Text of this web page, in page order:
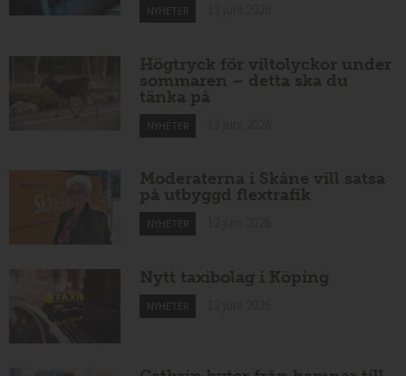
NYHETER
Högtryck för viltolyckor under
sommaren – detta ska du
tänka på
NYHETER
Moderaterna i Skåne vill satsa
på utbyggd flextrafik
NYHETER
Nytt taxibolag i Köping
NYHETER